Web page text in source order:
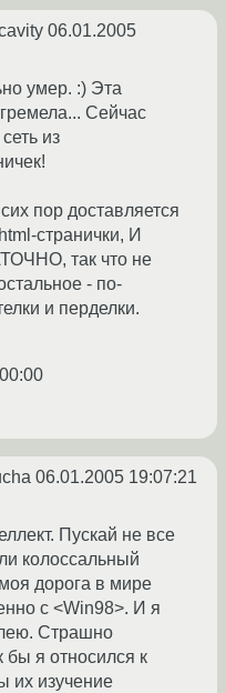
06.01.2005
умер. :) Эта
Сейчас
из
пор доставляется
странички, И
так что не
- по-
и перделки.
06.01.2005 19:07:21
Пускай не все
колоссальный
дорога в мире
с <Win98>. И я
Страшно
бы я относился к
их изучение